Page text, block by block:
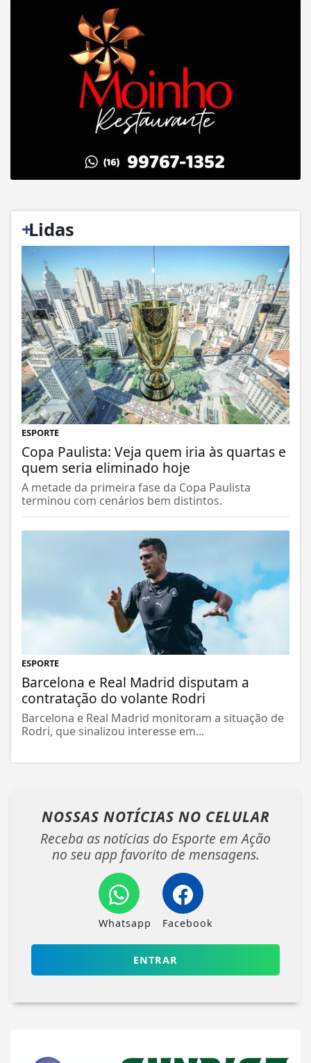
+
Lidas
ESPORTE
Copa Paulista: Veja quem iria às quartas e
quem seria eliminado hoje
A metade da primeira fase da Copa Paulista
terminou com cenários bem distintos.
ESPORTE
Barcelona e Real Madrid disputam a
contratação do volante Rodri
Barcelona e Real Madrid monitoram a situação de
Rodri, que sinalizou interesse em...
NOSSAS NOTÍCIAS NO CELULAR
Receba as notícias do Esporte em Ação
no seu app favorito de mensagens.
Whatsapp Facebook
ENTRAR